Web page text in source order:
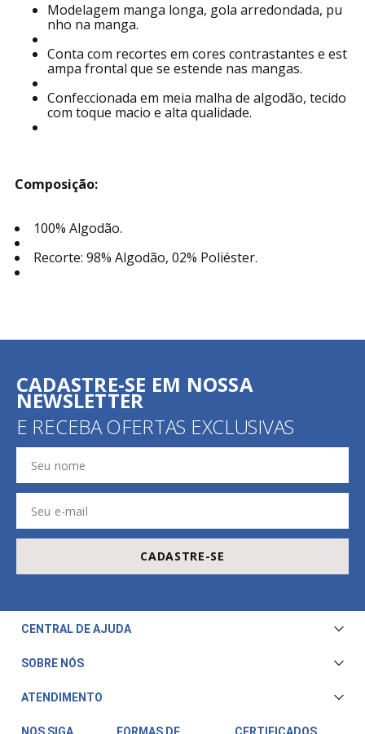
Modelagem manga longa, gola arredondada, pu
nho na manga.
Conta com recortes em cores contrastantes e est
ampa frontal que se estende nas mangas.
Confeccionada em meia malha de algodão, tecido
com toque macio e alta qualidade.
Composição:
100% Algodão.
Recorte: 98% Algodão, 02% Poliéster.
CADASTRE-SE EM NOSSA
NEWSLETTER
E RECEBA OFERTAS EXCLUSIVAS
CADASTRE-SE
CENTRAL DE AJUDA
Central de Atendimento
Trocas e Devoluções
Fale Conosco
SOBRE NÓS
ATENDIMENTO